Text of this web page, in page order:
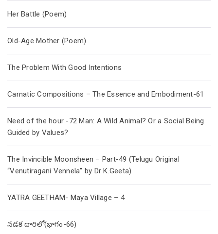
Her Battle (Poem)
Old-Age Mother (Poem)
The Problem With Good Intentions
Carnatic Compositions – The Essence and Embodiment-61
Need of the hour -72 Man: A Wild Animal? Or a Social Being
Guided by Values?
The Invincible Moonsheen – Part-49 (Telugu Original
“Venutiragani Vennela” by Dr K.Geeta)
YATRA GEETHAM- Maya Village – 4
నడక దారిలో(భాగం-66)